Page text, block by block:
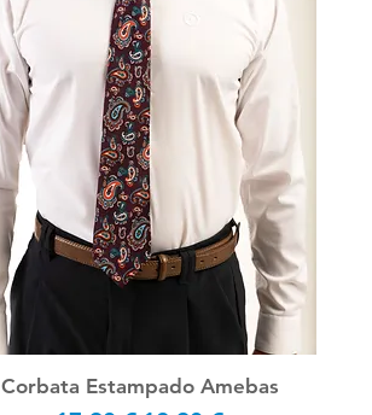
Corbata Estampado Amebas